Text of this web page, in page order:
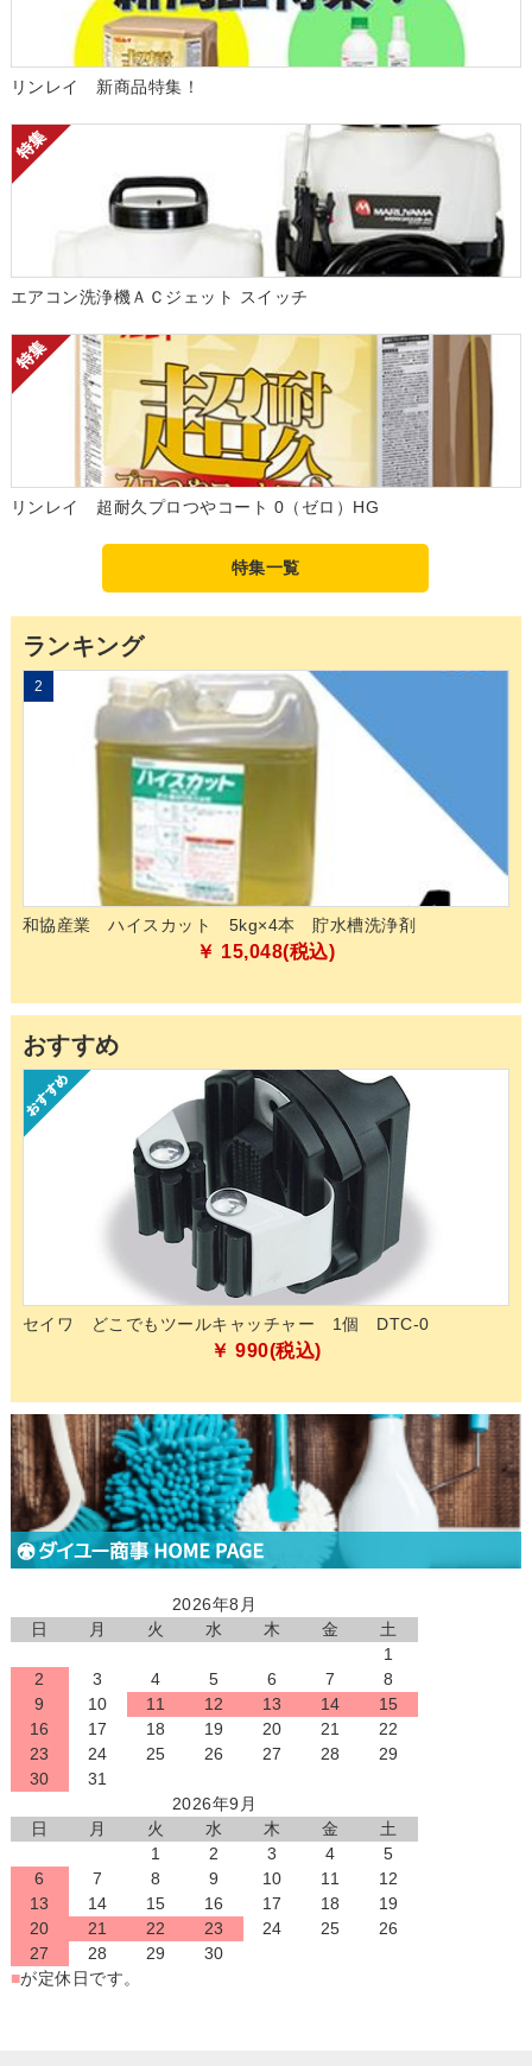
リンレイ 新商品特集！
エアコン洗浄機ＡＣジェット スイッチ
リンレイ 超耐久プロつやコート 0（ゼロ）HG
特集一覧
ランキング
2
和協産業 ハイスカット 5kg×4本 貯水槽洗浄剤
￥ 15,048(税込)
おすすめ
セイワ どこでもツールキャッチャー 1個 DTC-0
￥ 990(税込)
2026年8月
日
月 火 水 木 金
土
1
2
3 4 5 6 7
8
9
10 11 12 13 14
15
16
17 18 19 20 21
22
23
24 25 26 27 28
29
30
31
2026年9月
日
月 火 水 木 金
土
1
2 3 4
5
6
7 8 9 10 11
12
13
14 15 16 17 18
19
20
21 22 23 24 25
26
27
28 29
30
■が定休日です。